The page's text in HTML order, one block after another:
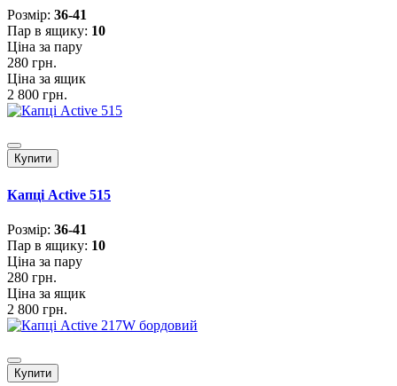
Розмiр: 36-41
Пар в ящику: 10
Ціна за пару
280 грн.
Ціна за ящик
2 800 грн.
Купити
Капці Active 515
Розмiр: 36-41
Пар в ящику: 10
Ціна за пару
280 грн.
Ціна за ящик
2 800 грн.
Купити